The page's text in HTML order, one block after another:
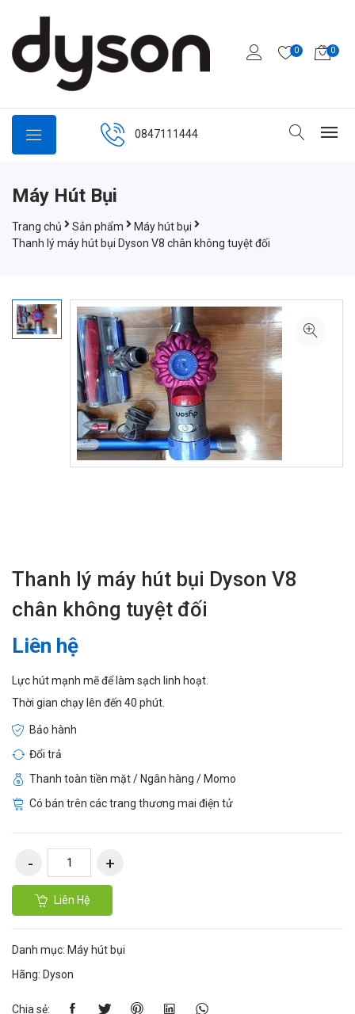
0 0
0847111444
Máy Hút Bụi
Trang chủ Sản phẩm
Máy hút bụi
Thanh lý máy hút bụi Dyson V8 chân không tuyệt đối
Thanh lý máy hút bụi Dyson V8
chân không tuyệt đối
Liên hệ
Lực hút mạnh mẽ để làm sạch linh hoạt.
Thời gian chạy lên đến 40 phút.
Bảo hành
Đổi trả
Thanh toàn tiền mặt / Ngân hàng / Momo
Có bán trên các trang thương mai điện tử
Liên Hệ
Danh mục: Máy hút bụi
Hãng: Dyson
Chia sẻ: